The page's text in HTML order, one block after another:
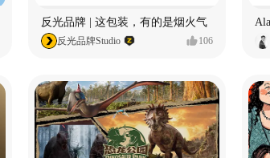
反光品牌 | 这包装，有的是烟火气
反光品牌Studio 106